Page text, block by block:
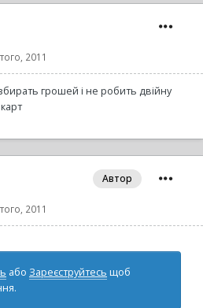
2011
грошей і не робить двійну
2011
Автор
або Зареєструйтесь щоб